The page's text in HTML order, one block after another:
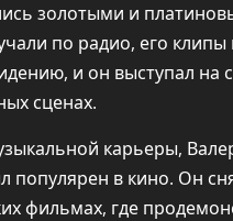
золотыми и
по радио, его
и он выступал на
сценах.
карьеры,
популярен в кино. Он
фильмах, где